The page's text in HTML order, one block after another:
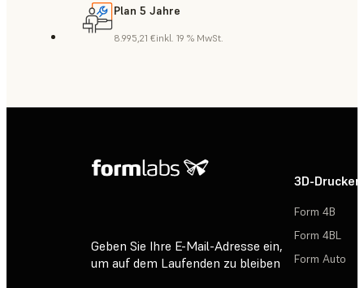
Plan 5 Jahre
8.995,21 €inkl. 19 % MwSt.
Geben Sie Ihre E-Mail-Adresse ein,
um auf dem Laufenden zu bleiben
3D-Drucker
Form 4B
Form 4BL
Form Auto